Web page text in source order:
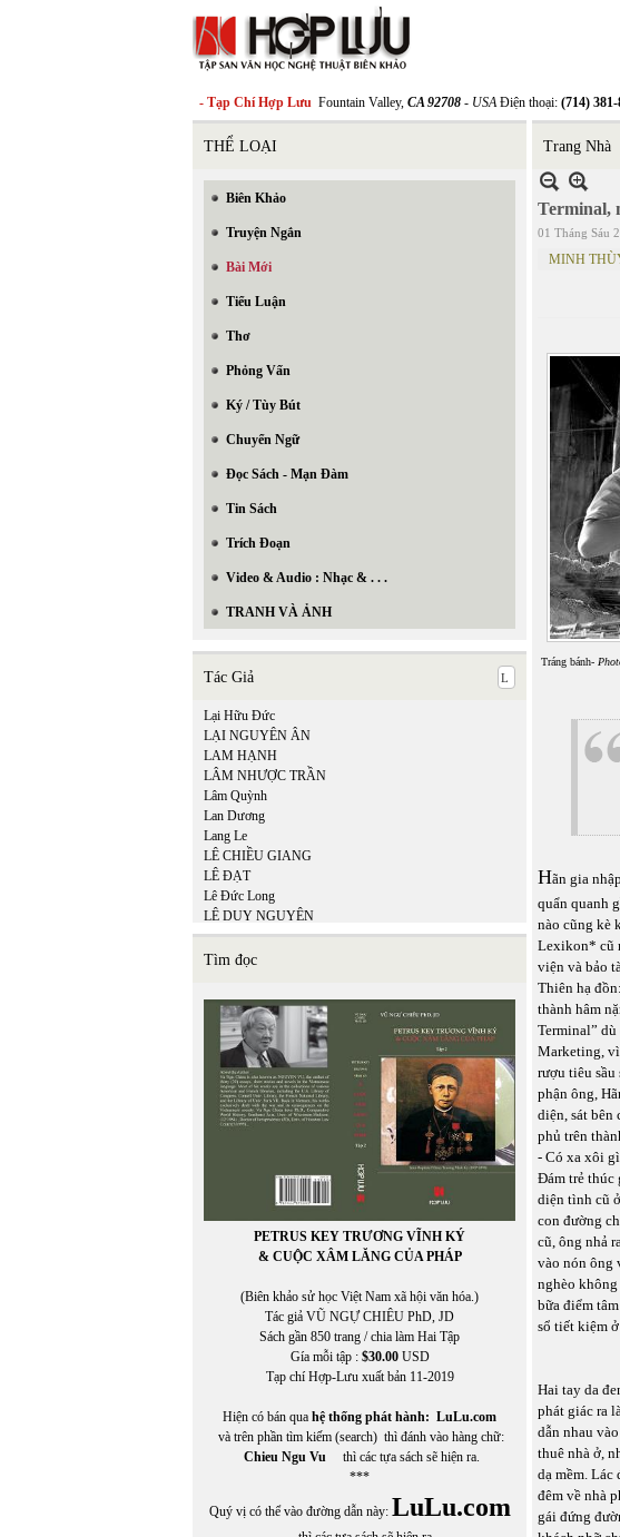
- Tạp Chí Hợp Lưu Fountain Valley, CA 92708 - USAĐiện thoại: (714)
THỂ LOẠI
Biên Khảo
Truyện Ngắn
Bài Mới
Tiểu Luận
Thơ
Phỏng Vấn
Ký / Tùy Bút
Chuyển Ngữ
Đọc Sách - Mạn Đàm
Tin Sách
Trích Đoạn
Video & Audio : Nhạc & . . .
TRANH VÀ ẢNH
Tác Giả
Lại Hữu Đức
LẠI NGUYÊN ÂN
LAM HẠNH
LÂM NHƯỢC TRẦN
Lâm Quỳnh
Lan Dương
Lang Le
LÊ CHIỀU GIANG
LÊ ĐẠT
Lê Đức Long
LÊ DUY NGUYÊN
LÊ GIANG TRẦN
lê hữu
Lê Minh Hiền
LÊ MINH HIỂN
LÊ MINH NHỰT
LÊ MINH PHONG
Lê Ngân Hằng
Lê Nguyệt Minh
Lê Nho Quế Sơn
Lê Phong Quan
Lê Thị Dương
LÊ THỊ HUỆ
Lê Thị Thanh Thảo
Lê Thị Thanh Thảo chuyển ngữ
LÊ THỜI TÂN
LÊ VĂN HIẾU
LÊ VI THỦY
LÊ VĨNH TÀI
LÊ VŨ TRƯỜNG GIANG
LÊ YÊU THƯƠNG
Tìm đọc
PETRUS KEY TRƯƠNG VĨNH KÝ
& CUỘC XÂM LĂNG CỦA PHÁP
(Biên khảo sử học Việt Nam xã hội văn hóa.)
Tác giả VŨ NGỰ CHIÊU PhD, JD
Sách gần 850 trang / chia làm Hai Tập
Gía mỗi tập : $30.00USD
Tạp chí Hợp-Lưu xuất bản 11-2019
Hiện có bán qua hệ thống phát hành: LuLu.com
và trên phần tìm kiếm (search) thì đánh vào hàng chữ:
Chieu Ngu Vu thì các tựa sách sẽ hiện ra.
***
Quý vị có thể vào đường dẫn này: LuLu.com
Trang Nhà
Terminal,
01 Tháng Sáu
MINH
Tráng bánh-
Hãn gia
quẩn quanh
nào cũng kè
Lexikon* cũ
viện và bảo
Thiên hạ
thành hâm
Terminal”
Marketing, vì
rượu tiêu
phận ông,
diện, sát bên
phủ trên
- Có xa xôi
Đám trẻ thúc
diện tình cũ
con đường
cũ, ông nhả
vào nón ông
nghèo
bữa điểm
sổ tiết kiệm
Hai tay da
phát giác ra
dẫn nhau
thuê nhà ở,
dạ mềm. Lác
đêm về nhà
gái đứng